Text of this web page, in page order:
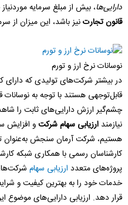
دارایی‌ها، بیش از مبلغ سرمایه
قانون تجارتنیز باشد، این میزان از
نوسانات نرخ ارز و تورم
در بیشتر شرکت‌های تولیدی که دارای
قابل‌توجهی هستند با توجه به
چشم‌گیر ارزش دارایی‌های ثابت را
نیازمند ارزیابی سهام شرکتو افزایش
هستیم، شرکت آرمان سنجش به‌عنوان
کارشناسان رسمی با همکاری شبکه
پروژه‌های متعدد ارزیابی سهام
خدمات خود را به بهترین کیفیت و
قرار دهد. ارزیابی دارایی‌های موضوع